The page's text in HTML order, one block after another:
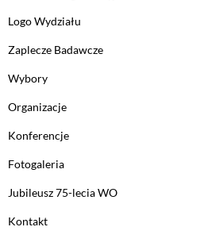
Logo Wydziału
Zaplecze Badawcze
Wybory
Organizacje
Konferencje
Fotogaleria
Jubileusz 75-lecia WO
Kontakt